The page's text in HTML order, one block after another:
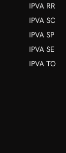
IPVA RR
IPVA SC
IPVA SP
IPVA SE
IPVA TO